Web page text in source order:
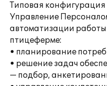
Типовая
Управление
автоматизации
птицеферме:
• планирование
• решение задач
— подбор,